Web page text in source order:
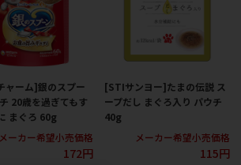
ャーム]銀のスプー
20歳を過ぎてもす
まぐろ 60g
メーカー希望小売価格
172円
[STIサンヨー]たまの伝説 ス
ープだし まぐろ入り パウチ
40g
メーカー希望小売価格
115円